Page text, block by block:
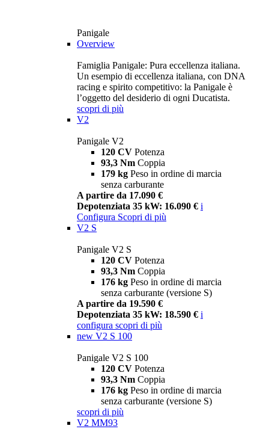
Panigale
Overview
Famiglia Panigale: Pura eccellenza italiana.
Un esempio di eccellenza italiana, con DNA
racing e spirito competitivo: la Panigale è
l’oggetto del desiderio di ogni Ducatista.
scopri di più
V2
Panigale V2
120 CV Potenza
93,3 Nm Coppia
179 kg Peso in ordine di marcia
senza carburante
A partire da 17.090 €
Depotenziata 35 kW: 16.090 € i
Configura Scopri di più
V2 S
Panigale V2 S
120 CV Potenza
93,3 Nm Coppia
176 kg Peso in ordine di marcia
senza carburante (versione S)
A partire da 19.590 €
Depotenziata 35 kW: 18.590 € i
configura scopri di più
new V2 S 100
Panigale V2 S 100
120 CV Potenza
93,3 Nm Coppia
176 kg Peso in ordine di marcia
senza carburante (versione S)
scopri di più
V2 MM93